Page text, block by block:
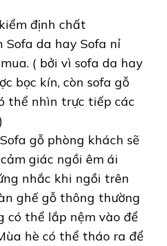
định chất
Sofa da hay Sofa nỉ
( bởi vì sofa da hay
bọc kín, còn sofa gỗ
thể nhìn trực tiếp các
gỗ phòng khách sẽ
giác ngồi êm ái
nhắc khi ngồi trên
ghế gỗ thông thường
có thể lắp nệm vào để
hè có thể tháo ra để